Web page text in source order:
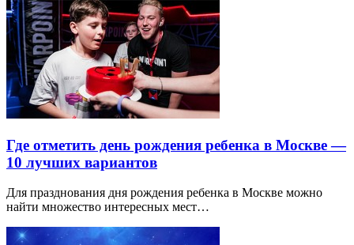
Где отметить день рождения ребенка в Москве —
10 лучших вариантов
Для празднования дня рождения ребенка в Москве можно
найти множество интересных мест…